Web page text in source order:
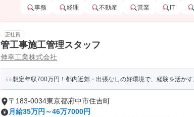
事務 経理 不動産 営業 IT
正社員
管工事施工管理スタッフ
伸幸工業株式会社
想定年収700万円！都内近郊・出張なしの好環境で、経験を活かす
〒183-0034東京都府中市住吉町
月給35万円～46万7000円